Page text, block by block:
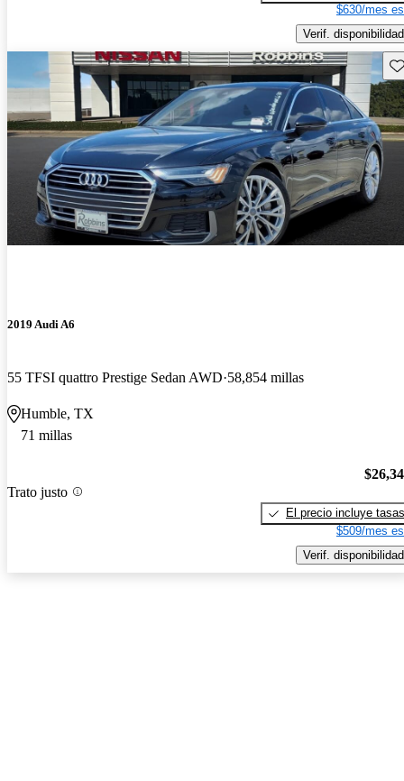
$630/mes
Verif. disponibilidad
2019 Audi A6
55 TFSI quattro Prestige Sedan AWD 58,854 millas
Humble, TX
71 millas
Trato justo
El precio incluye tasas
$509/mes
Verif. disponibilidad